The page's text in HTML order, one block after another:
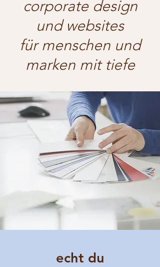
corporate design
und websites
für menschen und
marken mit tiefe
echt du